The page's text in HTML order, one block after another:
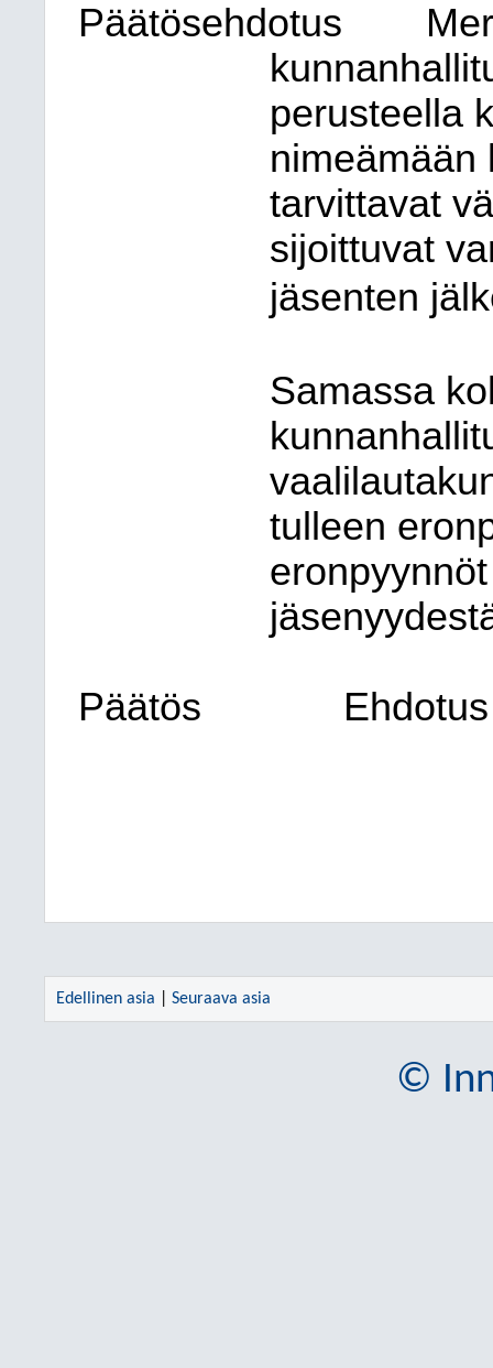
Päätösehdotus
perusteella
nimeämään
tarvittavat
sijoittuvat
jäsenten
Samassa
tulleen
Päätös
Edellinen asia Seuraava asia
©